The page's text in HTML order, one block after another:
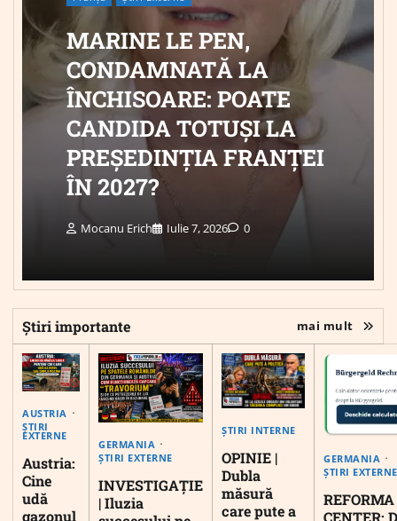
MARINE LE PEN,
CONDAMNATĂ LA
ÎNCHISOARE: POATE
CANDIDA TOTUȘI LA
PREȘEDINȚIA FRANȚEI
ÎN 2027?
Mocanu Erich Iulie 7, 2026 0
Știri importante mai mult
AUSTRIA
ȘTIRI
EXTERNE
Austria:
Cine
udă
gazonul
GERMANIA
ȘTIRI EXTERNE
INVESTIGAȚIE
| Iluzia
ȘTIRI INTERNE
OPINIE |
Dubla
măsură
care pute a
GERMANIA
ȘTIRI EXTERNE